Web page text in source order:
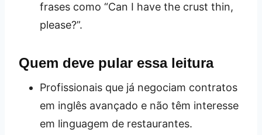
frases como “Can I have the crust thin,
please?”.
Quem deve pular essa leitura
Profissionais que já negociam contratos
em inglês avançado e não têm interesse
em linguagem de restaurantes.